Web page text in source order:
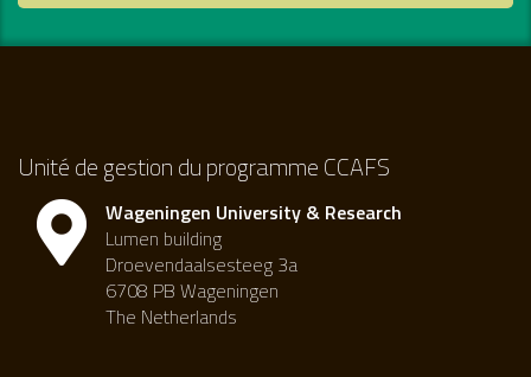
Unité de gestion du programme CCAFS
Wageningen University & Research
Lumen building
Droevendaalsesteeg 3a
6708 PB Wageningen
The Netherlands